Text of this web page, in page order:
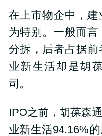
在上市物企中，
为特别。一般而言
分拆，后者占据
业新生活却是胡
司。
IPO之前，胡葆森
业新生活94.16%